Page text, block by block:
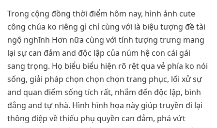
Trong cộng đồng thời điểm hôm nay, hình ảnh cute
công chúa ko riêng gì chỉ cùng với là biệu tượng đề tài
ngộ nghĩnh Hơn nữa cùng với tính tượng trưng mang
lại sự can đảm and độc lập của núm hệ con cái gái
sang trọng. Họ biểu biểu hiện rõ rệt qua vẻ phía ko nói
sống, giải pháp chọn chọn chọn trang phục, lối xử sự
and quan điểm sống tích rất, nhắm đến độc lập, bình
đẳng and tự nhà. Hình hình họa này giúp truyền đi lại
thông điệp về thiếu phụ quyền can đảm, phá vứt